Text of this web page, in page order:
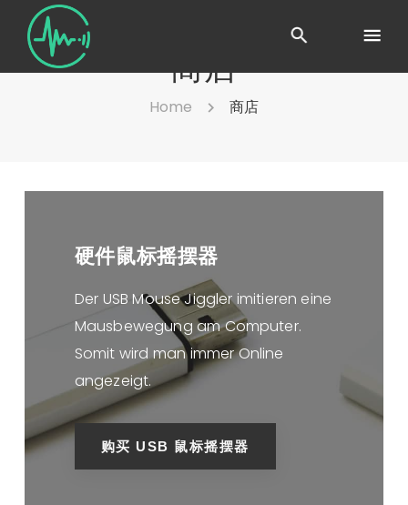
商店
Home 商店
硬件鼠标摇摆器
Der USB Mouse Jiggler imitieren eine
Mausbewegung am Computer.
Somit wird man immer Online
angezeigt.
购买 USB 鼠标摇摆器